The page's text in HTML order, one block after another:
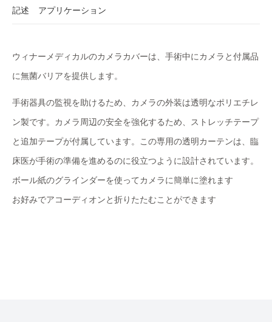
記述 アプリケーション
ウィナーメディカルのカメラカバーは、手術中にカメラと付属品
に無菌バリアを提供します。
手術器具の監視を助けるため、カメラの外装は透明なポリエチレ
ン製です。カメラ周辺の安全を強化するため、ストレッチテープ
と追加テープが付属しています。この専用の透明カーテンは、臨
床医が手術の準備を進めるのに役立つように設計されています。
ボール紙のグラインダーを使ってカメラに簡単に塗れます
お好みでアコーディオンと折りたたむことができます